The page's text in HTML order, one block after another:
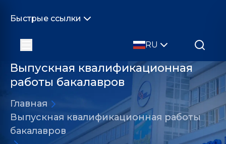
Быстрые ссылки
RU
Выпускная квалификационная
работы бакалавров
Главная
Выпускная квалификационная работы
бакалавров